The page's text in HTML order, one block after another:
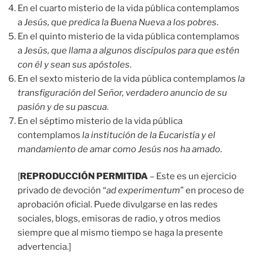
En el cuarto misterio de la vida pública contemplamos
aJesús, que predica la Buena Nueva a los pobres.
En el quinto misterio de la vida pública contemplamos
aJesús, que llama a algunos discípulos para que estén
con él y sean sus apóstoles.
En el sexto misterio de la vida pública contemplamos la
transfiguración del Señor, verdadero anuncio de su
pasión y de su pascua.
En el séptimo misterio de la vida pública
contemplamos la institución de la Eucaristía y el
mandamiento de amar como Jesús nos ha amado.
[REPRODUCCIÓN PERMITIDA – Este es un ejercicio
privado de devoción “ad experimentum” en proceso de
aprobación oficial. Puede divulgarse en las redes
sociales, blogs, emisoras de radio, y otros medios
siempre que al mismo tiempo se haga la presente
advertencia.]